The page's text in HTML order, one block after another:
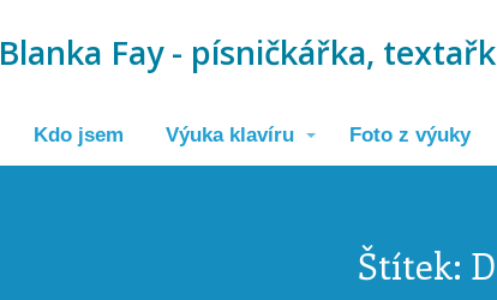
Blanka Fay - písničkářka,
Kdo jsem Výuka klavíru Foto z výuky
Štítek: